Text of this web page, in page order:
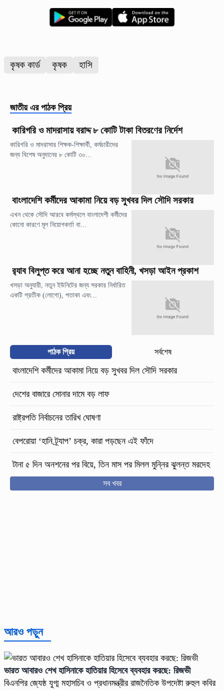
কৃষক কার্ড কৃষক হাসি
জাতীয় এর পাঠক প্রিয়
কারিগরি ও মাদরাসায় বরাদ্দ ৮ কোটি টাকা বিতরণের নির্দেশ
কারিগরি ও মাদরাসার শিক্ষক-শিক্ষার্থী, কর্মচারীদের
জন্য বিশেষ অনুদানের ৮ কোটি ৩০...
বাংলাদেশি কর্মীদের আকামা নিয়ে বড় সুখবর দিল সৌদি সরকার
এখন থেকে সৌদি আরবে কর্মস্থলে বাংলাদেশী কর্মীদের
কোনো কারণে মূল নিয়োগকর্তা বা...
র‍্যাব বিলুপ্ত করে আনা হচ্ছে নতুন বাহিনী, খসড়া আইন প্রকাশ
খসড়া অনুযায়ী, নতুন ইউনিটের জন্য সরকার নির্ধারিত
একটি প্রতীক (লোগো), পতাকা এবং...
পাঠক প্রিয় সর্বশেষ
বাংলাদেশি কর্মীদের আকামা নিয়ে বড় সুখবর দিল সৌদি সরকার
দেশের বাজারে সোনার দামে বড় লাফ
রাষ্ট্রপতি নির্বাচনের তারিখ ঘোষণা
বেপরোয়া ‘হানি ট্র্যাপ’ চক্র, কারা পড়ছেন এই ফাঁদে
টানা ৫ দিন অনশনের পর বিয়ে, তিন মাস পর মিলল মুন্নির ঝুলন্ত মরদেহ
সব খবর
আরও পড়ুন
ভারত আবারও শেখ হাসিনাকে হাতিয়ার হিসেবে ব্যবহার করছে: রিজভী
বিএনপির জ্যেষ্ঠ যুগ্ম মহাসচিব ও প্রধানমন্ত্রীর রাজনৈতিক উপদেষ্টা রুহুল কবির